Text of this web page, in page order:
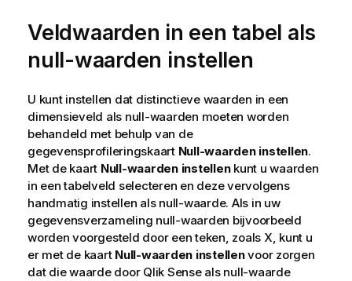
Veldwaarden in een tabel als
null-waarden instellen
U kunt instellen dat distinctieve waarden in een
dimensieveld als null-waarden moeten worden
behandeld met behulp van de
gegevensprofileringskaart Null-waarden instellen.
Met de kaart Null-waarden instellenkunt u waarden
in een tabelveld selecteren en deze vervolgens
handmatig instellen als null-waarde. Als in uw
gegevensverzameling null-waarden bijvoorbeeld
worden voorgesteld door een teken, zoals X, kunt u
er met de kaart Null-waarden instellenvoor zorgen
dat die waarde door Qlik Senseals null-waarde